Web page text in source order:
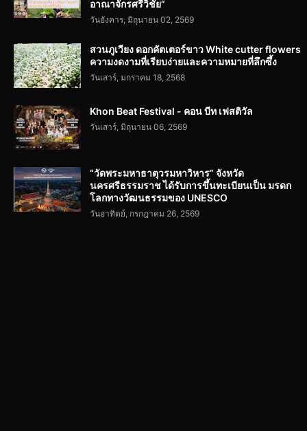
อาณาจักรศรีวิชัย”
วันอังคาร, มิถุนายน 02, 2569
สวนภูเวียง ดอกคัตเตอร์ขาว White cutter flowers
ความงดงามที่เรียบง่ายและความหมายที่ลึกซึ้ง
วันเสาร์, มกราคม 18, 2568
Khon Beat Festival - คอน บีท เฟสติวัล
วันเสาร์, มิถุนายน 06, 2569
“วัดพระมหาธาตุวรมหาวิหาร” จังหวัด
นครศรีธรรมราช ได้รับการขึ้นทะเบียนเป็น มรดก
โลกทางวัฒนธรรมของ UNESCO
วันอาทิตย์, กรกฎาคม 26, 2569